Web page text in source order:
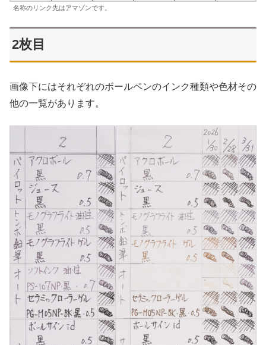
名称のリンク先はアマゾンです。
2枚目
画像下にはそれぞれのボールペンのインク種類や色材その
他の一覧があります。